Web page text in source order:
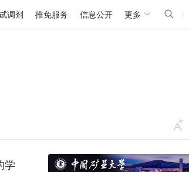
调剂 推免服务 信息公开 更多
学